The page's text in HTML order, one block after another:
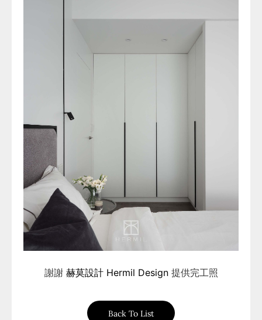
謝謝 赫莫設計 Hermil Design提供完工照
Back To List